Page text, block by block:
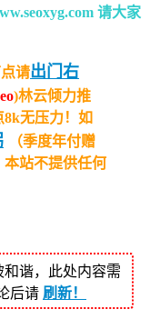
请大家
请出门右
)林云倾力推
无压力！ 如
（季度年付赠
站不提供任何
谐，此处内容需
后请 刷新！